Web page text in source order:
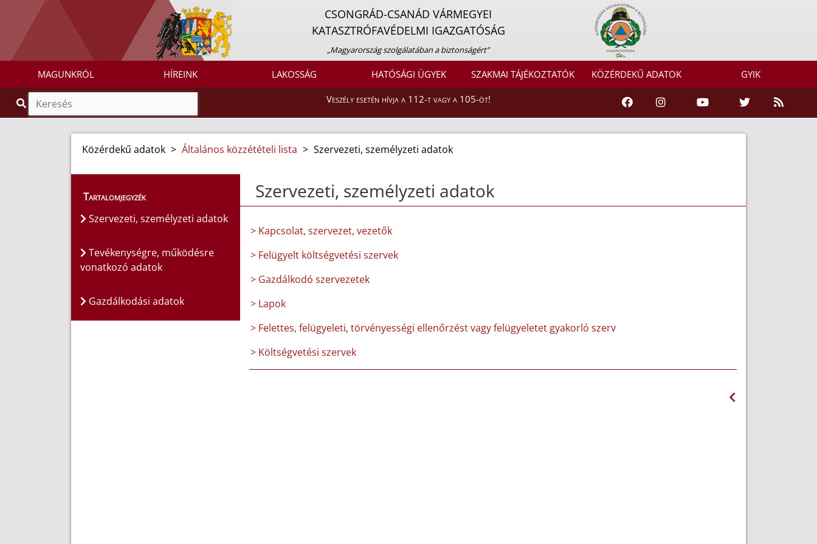
CSONGRÁD-CSANÁD VÁRMEGYEI
KATASZTRÓFAVÉDELMI IGAZGATÓSÁG
„Magyarország szolgálatában a biztonságért”
MAGUNKRÓL HÍREINK LAKOSSÁG HATÓSÁGI ÜGYEK SZAKMAI TÁJÉKOZTATÓK KÖZÉRDEKŰ ADATOK GYIK
Veszély esetén hívja a 112-t vagy a 105-öt!
Közérdekű adatok > Általános közzétételi lista > Szervezeti, személyzeti adatok
Tartalomjegyzék
Szervezeti, személyzeti adatok
Tevékenységre, működésre
vonatkozó adatok
Gazdálkodási adatok
Szervezeti, személyzeti adatok
> Kapcsolat, szervezet, vezetők
> Felügyelt költségvetési szervek
> Gazdálkodó szervezetek
> Lapok
> Felettes, felügyeleti, törvényességi ellenőrzést vagy felügyeletet gyakorló szerv
> Költségvetési szervek